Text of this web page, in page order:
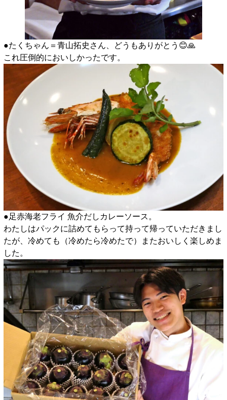
●たくちゃん＝青山拓史さん、どうもありがとう😊🙏
これ圧倒的においしかったです。
●足赤海老フライ 魚介だしカレーソース。
わたしはパックに詰めてもらって持って帰っていただきまし
たが、冷めても（冷めたら冷めたで）またおいしく楽しめま
した。